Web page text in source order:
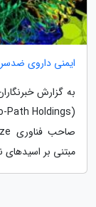
ایمنی داروی
به گزارش
مبتنی بر